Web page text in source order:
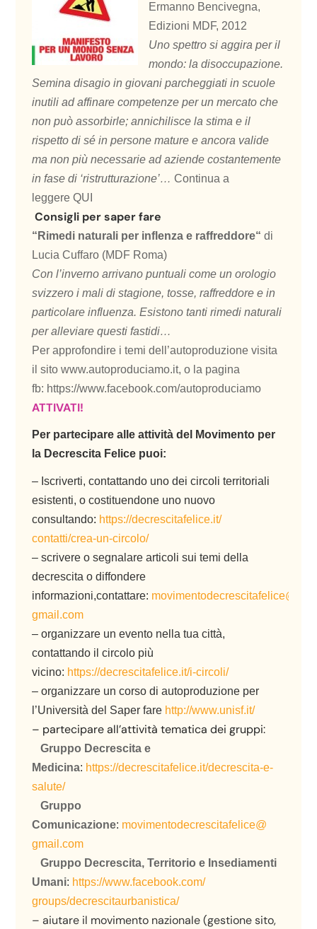
Ermanno Bencivegna,
Edizioni MDF, 2012
Uno spettro si aggira per il
mondo: la disoccupazione.
Semina disagio in giovani parcheggiati in scuole
inutili ad affinare competenze per un mercato che
non può assorbirle; annichilisce la stima e il
rispetto di sé in persone mature e ancora valide
ma non più necessarie ad aziende costantemente
in fase di ‘ristrutturazione’…Continua a
leggereQUI
Consigli per saper fare
“ Rimedi naturali per inflenza e raffreddore“ di
Lucia Cuffaro (MDF Roma)
Con l’inverno arrivano puntuali come un orologio
svizzero i mali di stagione, tosse, raffreddore e in
particolare influenza. Esistono tanti rimedi naturali
per alleviare questi fastidi…
Per approfondire i temi dell’autoproduzione visita
il sitowww.autoproduciamo.it, o la pagina
fb: https://www.facebook.com/autoproduciamo
ATTIVATI!
Per partecipare alle attività del Movimento per
la Decrescita Felice puoi:
– Iscriverti, contattando uno dei circoli territoriali
esistenti, o costituendone uno nuovo
consultando: https://decrescitafelice.it/
contatti/crea-un-circolo/
– scrivere o segnalare articoli sui temi della
decrescita o diffondere
informazioni,contattare: movimentodecrescitafelice@
gmail.com
– organizzare un evento nella tua città,
contattando il circolo più
vicino: https://decrescitafelice.it/i-circoli/
– organizzare un corso di autoproduzione per
l’Università del Saper fare http://www.unisf.it/
– partecipare all’attività tematica dei gruppi:
Gruppo Decrescita e
Medicina: https://decrescitafelice.it/decrescita-e-
salute/
Gruppo
Comunicazione: movimentodecrescitafelice@
gmail.com
Gruppo Decrescita, Territorio e Insediamenti
Umani: https://www.facebook.com/
groups/decrescitaurbanistica/
– aiutare il movimento nazionale (gestione sito,